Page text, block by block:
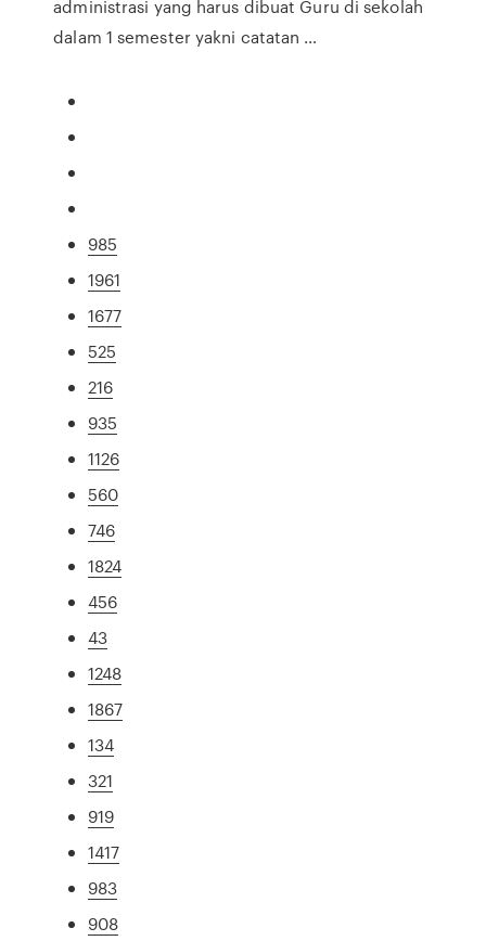
administrasi yang harus dibuat Guru di sekolah
dalam 1 semester yakni catatan …
985
1961
1677
525
216
935
1126
560
746
1824
456
43
1248
1867
134
321
919
1417
983
908